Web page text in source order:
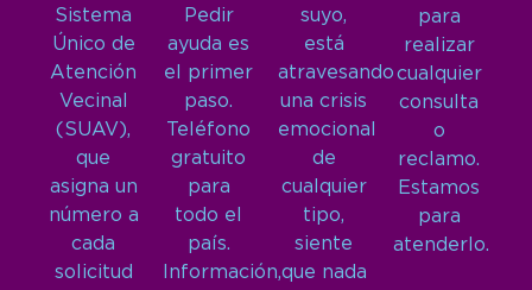
Sistema
Único de
Atención
Vecinal
(SUAV),
que
asigna un
número a
cada
solicitud
Pedir
ayuda es
el primer
paso.
Teléfono
gratuito
para
todo el
país.
Información,
suyo,
está
atravesando
una crisis
emocional
de
cualquier
tipo,
siente
que nada
para
realizar
cualquier
consulta
o
reclamo.
Estamos
para
atenderlo.